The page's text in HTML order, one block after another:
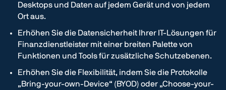
Desktops und Daten auf jedem Gerät und von jedem
Ort aus.
Erhöhen Sie die Datensicherheit Ihrer IT-Lösungen für
Finanzdienstleister mit einer breiten Palette von
Funktionen und Tools für zusätzliche Schutzebenen.
Erhöhen Sie die Flexibilität, indem Sie die Protokolle
„Bring-your-own-Device“ (BYOD) oder „Choose-your-